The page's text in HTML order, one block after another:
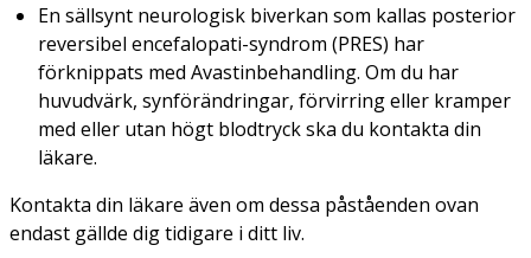
En sällsynt neurologisk biverkan som kallas posterior
reversibel encefalopati-syndrom (PRES) har
förknippats med Avastinbehandling. Om du har
huvudvärk, synförändringar, förvirring eller kramper
med eller utan högt blodtryck ska du kontakta din
läkare.
Kontakta din läkare även om dessa påståenden ovan
endast gällde dig tidigare i ditt liv.